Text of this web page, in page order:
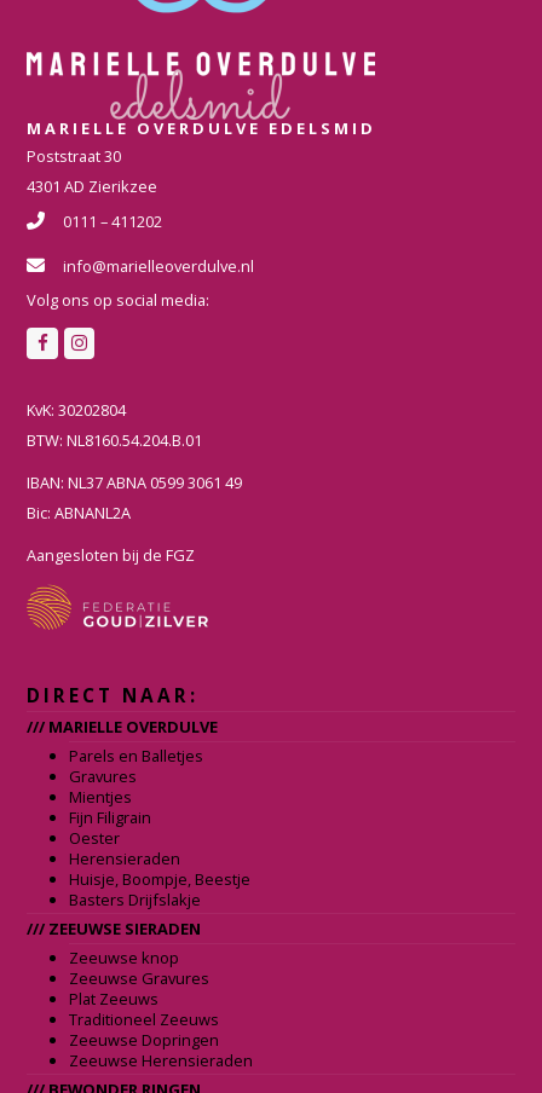
MARIELLE OVERDULVE EDELSMID
Poststraat 30
4301 AD Zierikzee
0111 – 411202
info@marielleoverdulve.nl
Volg ons op social media:
F
c
e
o
o
k
s
t
g
r
a
KvK: 30202804
BTW: NL8160.54.204.B.01
IBAN: NL37 ABNA 0599 3061 49
Bic: ABNANL2A
Aangesloten bij de FGZ
DIRECT NAAR:
/// MARIELLE OVERDULVE
Parels en Balletjes
Gravures
Mientjes
Fijn Filigrain
Oester
Herensieraden
Huisje, Boompje, Beestje
Basters Drijfslakje
/// ZEEUWSE SIERADEN
Zeeuwse knop
Zeeuwse Gravures
Plat Zeeuws
Traditioneel Zeeuws
Zeeuwse Dopringen
Zeeuwse Herensieraden